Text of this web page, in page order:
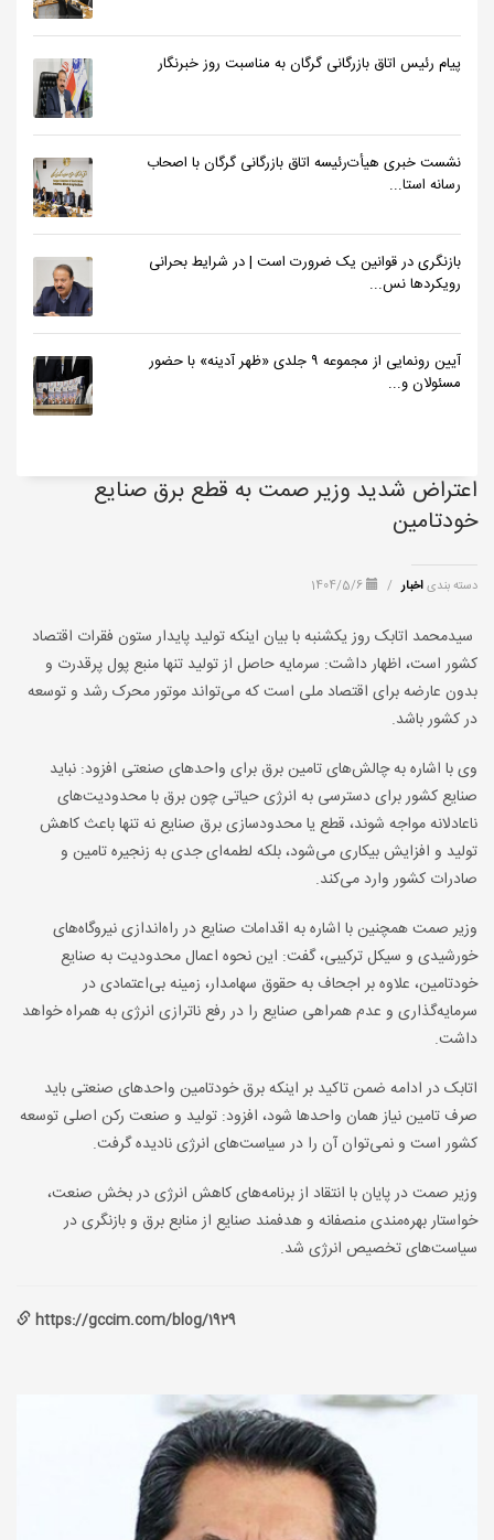
پیام رئیس اتاق بازرگانی گرگان به مناسبت روز خبرنگار
نشست خبری هیأت‌رئیسه اتاق بازرگانی گرگان با اصحاب
رسانه استا...
بازنگری در قوانین یک ضرورت است | در شرایط بحرانی
رویکردها نس...
آیین رونمایی از مجموعه ۹ جلدی «ظهر آدینه» با حضور
مسئولان و...
اعتراض شدید وزیر صمت به قطع برق صنایع
خودتامین
دسته بندیاخبار /
سیدمحمد اتابک روز یکشنبه با بیان اینکه تولید پایدار ستون فقرات اقتصاد
کشور است، اظهار داشت: سرمایه حاصل از تولید تنها منبع پول پرقدرت و
بدون عارضه برای اقتصاد ملی است که می‌تواند موتور محرک رشد و توسعه
در کشور باشد.
وی با اشاره به چالش‌های تامین برق برای واحدهای صنعتی افزود: نباید
صنایع کشور برای دسترسی به انرژی حیاتی چون برق با محدودیت‌های
ناعادلانه مواجه شوند، قطع یا محدودسازی برق صنایع نه تنها باعث کاهش
تولید و افزایش بیکاری می‌شود، بلکه لطمه‌ای جدی به زنجیره تامین و
صادرات کشور وارد می‌کند.
وزیر صمت همچنین با اشاره به اقدامات صنایع در راه‌اندازی نیروگاه‌های
خورشیدی و سیکل ترکیبی، گفت: این نحوه اعمال محدودیت به صنایع
خودتامین، علاوه بر اجحاف به حقوق سهامدار، زمینه بی‌اعتمادی در
سرمایه‌گذاری و عدم همراهی صنایع را در رفع ناترازی انرژی به همراه خواهد
داشت.
اتابک در ادامه ضمن تاکید بر اینکه برق خودتامین واحدهای صنعتی باید
صرف تامین نیاز همان واحدها شود، افزود: تولید و صنعت رکن اصلی توسعه
کشور است و نمی‌توان آن را در سیاست‌های انرژی نادیده گرفت.
وزیر صمت در پایان با انتقاد از برنامه‌های کاهش انرژی در بخش صنعت،
خواستار بهره‌مندی منصفانه و هدفمند صنایع از منابع برق و بازنگری در
سیاست‌های تخصیص انرژی شد.
https://gccim.com/blog/1929